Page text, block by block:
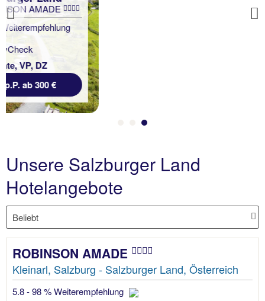
Previous
Unsere Salzburger Land
Hotelangebote
ROBINSON AMADE
Kleinarl, Salzburg - Salzburger Land, Österreich
5.8 - 98 % Weiterempfehlung